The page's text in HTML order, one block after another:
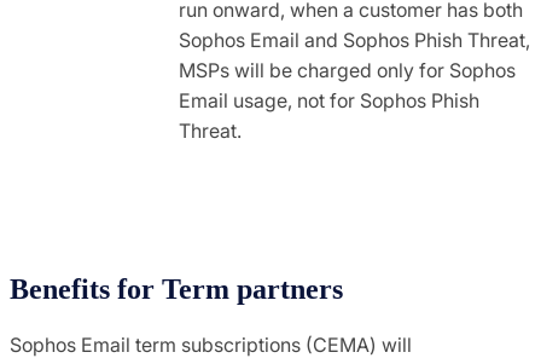
run onward, when a customer has both
Sophos Email and Sophos Phish Threat,
MSPs will be charged only for Sophos
Email usage, not for Sophos Phish
Threat.
Benefits for Term partners
Sophos Email term subscriptions (CEMA) will